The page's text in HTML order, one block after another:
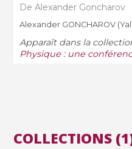
De Alexander Goncharov
Alexander GONCHAROV
Apparaît dans la
Physique : une
COLLECTIONS